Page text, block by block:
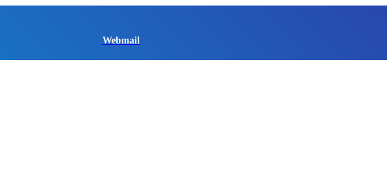
Webmail